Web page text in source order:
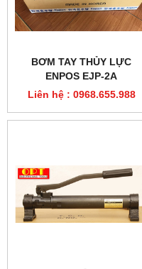
Liên hệ : 0968.655.988
TAY BƠM THỦY LỰC OPT
H-S
Liên hệ : 0968.655.988